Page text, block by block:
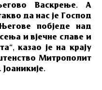
Васкрење. А
да нас је Господ
побједе над
и вјечне славе и
казао је на крају
Митрополит